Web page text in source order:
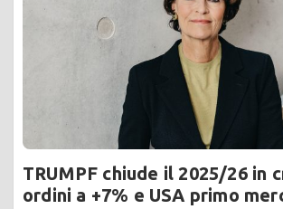
TRUMPF chiude il 2025/26 in
ordini a +7% e USA primo